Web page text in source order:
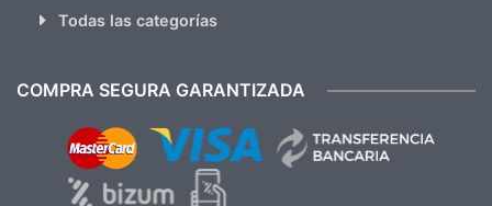
Todas las categorías
COMPRA SEGURA GARANTIZADA